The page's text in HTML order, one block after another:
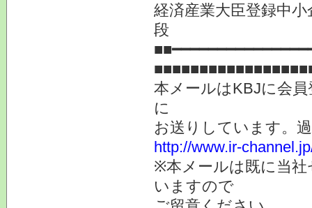
経済産業大臣登録中
段
本メールはKBJに会
に
お送りしています。
http://www.ir-
※本メールは既に当
いますので